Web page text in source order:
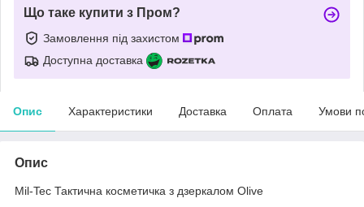
Що таке купити з Пром?
Замовлення під захистом
Доступна доставка
Опис Характеристики Доставка Оплата Умови
Опис
Mil-Tec Тактична косметичка з дзеркалом Olive